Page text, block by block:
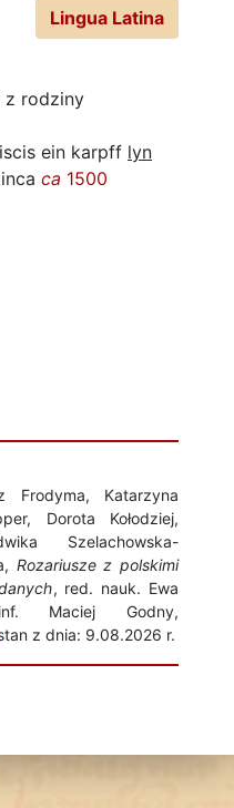
Lingua Latina
z rodziny
ein karpff lyn
ca 1500
Frodyma, Katarzyna
Dorota Kołodziej,
Szelachowska-
Rozariusze z polskimi
, red. nauk. Ewa
Maciej Godny,
z dnia: 9.08.2026 r.